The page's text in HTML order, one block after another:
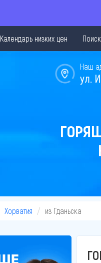
Календарь низких цен
Наш
ул.
Хорватия из Гданьска